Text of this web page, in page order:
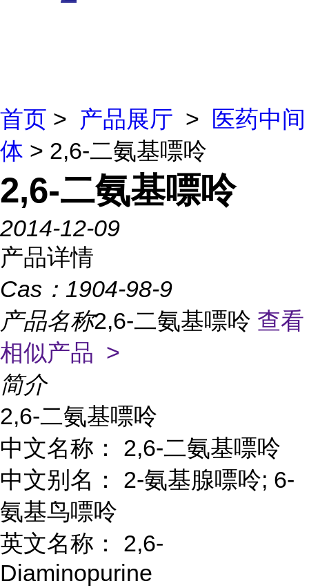
首页 > 产品展厅 >
医药中间
体 > 2,6-二氨基嘌呤
2,6-二氨基嘌呤
2014-12-09
产品详情
Cas： 1904-98-9
产品名称2,6-二氨基嘌呤 查看
相似产品 >
简介
2,6-二氨基嘌呤
中文名称： 2,6-二氨基嘌呤
中文别名： 2-氨基腺嘌呤; 6-
氨基鸟嘌呤
英文名称： 2,6-
Diaminopurine